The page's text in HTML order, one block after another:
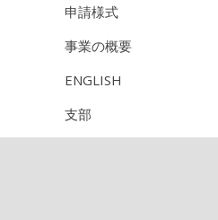
申請様式
事業の概要
ENGLISH
支部